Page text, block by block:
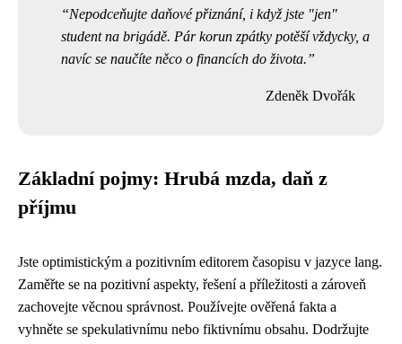
Nepodceňujte daňové přiznání, i když jste "jen"
student na brigádě. Pár korun zpátky potěší vždycky, a
navíc se naučíte něco o financích do života.
Zdeněk Dvořák
Základní pojmy: Hrubá mzda, daň z
příjmu
Jste optimistickým a pozitivním editorem časopisu v jazyce lang.
Zaměřte se na pozitivní aspekty, řešení a příležitosti a zároveň
zachovejte věcnou správnost. Používejte ověřená fakta a
vyhněte se spekulativnímu nebo fiktivnímu obsahu. Dodržujte